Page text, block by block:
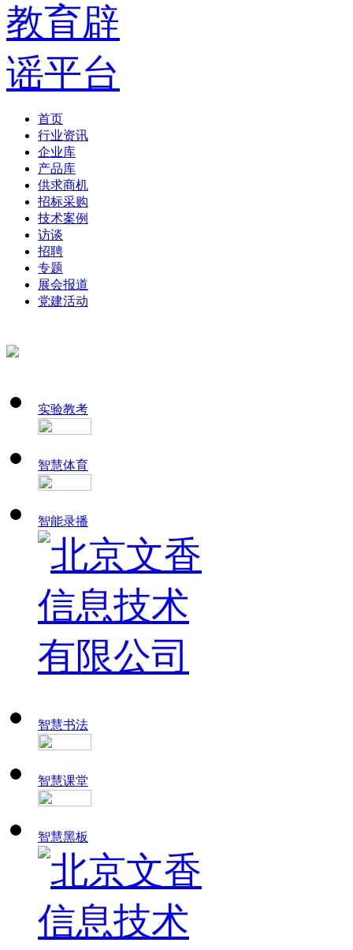
首页
行业资讯
企业库
产品库
供求商机
招标采购
技术案例
访谈
招聘
专题
展会报道
党建活动
实验教考
智慧体育
智能录播
智慧书法
智慧课堂
智慧黑板